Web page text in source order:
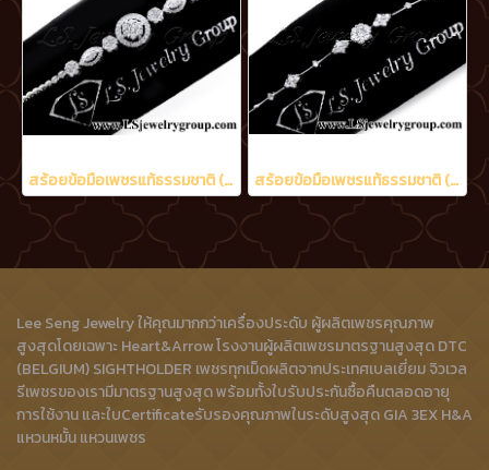
สร้อยข้อมือเพชรแท้ธรรมชาติ (Natural Diamonds) 1.60 Ct. สร้อยข้อมือเพชรแท้ธรรมชาติ (Natural Diamonds) 1.15 Ct.
Lee Seng Jewelry ให้คุณมากกว่าเครื่องประดับ ผู้ผลิตเพชรคุณภาพ
สูงสุดโดยเฉพาะ Heart&Arrow โรงงานผู้ผลิตเพชรมาตรฐานสูงสุด DTC
(BELGIUM) SIGHTHOLDER เพชรทุกเม็ดผลิตจากประเทศเบลเยี่ยม จิวเวล
รีเพชรของเรามีมาตรฐานสูงสุด พร้อมทั้งใบรับประกันซื้อคืนตลอดอายุ
การใช้งาน และใบCertificateรับรองคุณภาพในระดับสูงสุด GIA 3EX H&A
แหวนหมั้น แหวนเพชร